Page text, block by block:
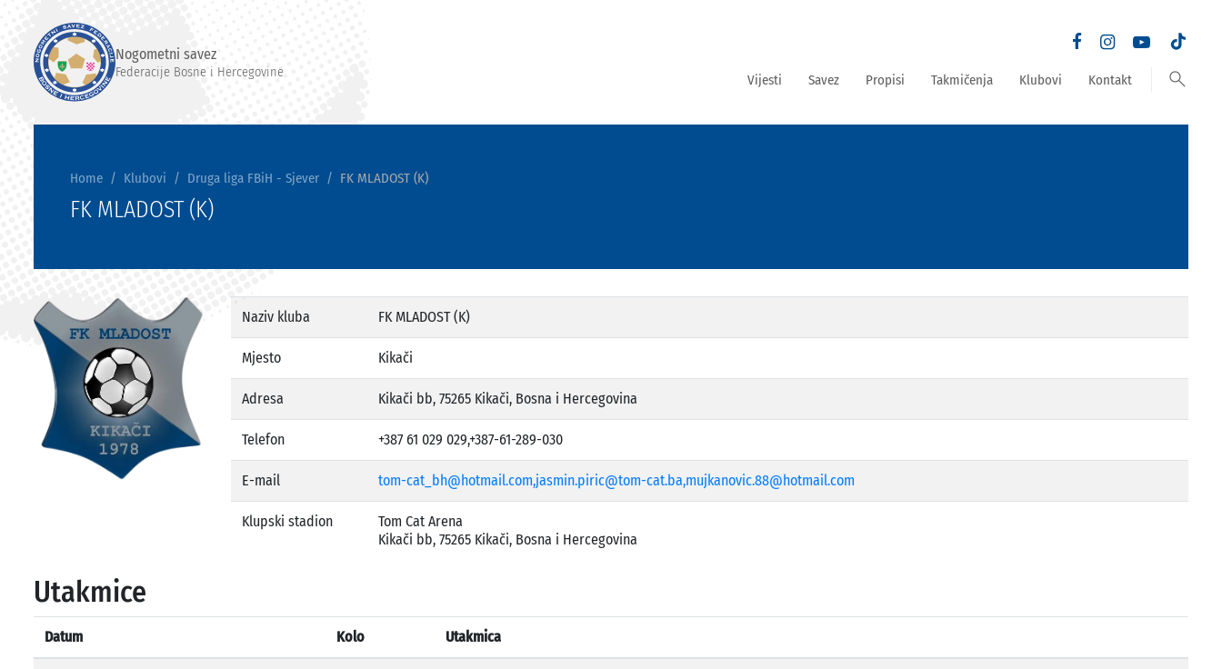
Nogometni savez
Federacije Bosne i Hercegovine Vijesti Savez Propisi Takmičenja Klubovi Kontakt search
Home Klubovi Druga liga FBiH - Sjever FK MLADOST (K)
FK MLADOST (K)
Naziv kluba FK MLADOST (K)
Mjesto Kikači
Adresa Kikači bb, 75265 Kikači, Bosna i Hercegovina
Telefon +387 61 029 029,+387-61-289-030
E-mail tom-cat_bh@hotmail.com,jasmin.piric@tom-cat.ba,mujkanovic.88@hotmail.com
Klupski stadion
Tom Cat Arena
Kikači bb, 75265 Kikači, Bosna i Hercegovina
Utakmice
Datum Kolo Utakmica